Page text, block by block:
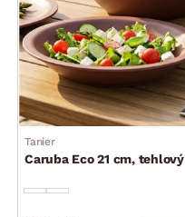
Tanier
Caruba Eco 21 cm, tehlový